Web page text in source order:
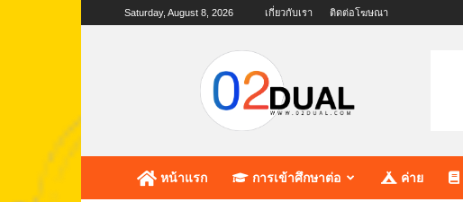
Saturday, August 8, 2026 เกี่ยวกับเรา ติดต่อโฆษณา
02dual.com
เว็บไซต์
หน้าแรก การเข้าศึกษาต่อ ค่าย